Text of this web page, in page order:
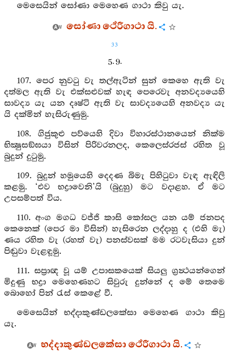
මෙසෙයින් සෝණා මෙහෙණ ගාථා කිවු යැ.
සෝණා ථේරීගාථා යි.
33
5. 9.
107. පෙර නුවටු වැ තල්ඇටින් සුන් කෙහෙ ඇති වැ
දත්මල ඇති වැ එක්සළුවක් හැඳ පෙරෙවැ අනවද්‍යයෙහි
සාවද්‍ය යැ යන දෘෂ්ටි ඇති වැ සාවද්‍යයෙහි අනවද්‍ය යැ
යි දක්මින් හැසිරුණුමු.
108. ගිජුකුළු පව්යෙහි දිවා විහාරස්ථානයෙන් නික්ම
භික්‍ෂුසඞ්ඝයා විසින් පිරිවරනලද, කෙලෙස්රජස් රහිත වූ
බුදුන් දුටුමු.
109. බුදුන් හමුයෙහි දෙදණ බිමැ පිහිටුවා වැඳ ඇඳිලි
කළමු. ‘එව භද්‍රාවෙනි’යි (බුදුහු) මට වදාළහ. ඒ මට
උපසම්පත් විය.
110. අංග මගධ වජ්ජි කාසි කෝසල යන යම් ජනපද
කෙනෙක් (පෙර මා විසින්) හැසිරෙන ලද්දාහු ද (එහි මැ)
ණය රහිත වැ (රහත් වැ) පනස්වසක් මම රටවැසියා දුන්
පිඬුවා වැළඳූමු.
111. සප්‍රාඥ වූ යම් උපාසකයෙක් සියලු ග්‍රන්‍ථයන්ගෙන්
මිදුණු භද්‍රා මෙහෙණහට සිවුරු දුන්නේ ද මේ තෙමෙ
බොහෝ පින් රැස් කෙළේ වී.
මෙසෙයින් භද්‍දාකුණ්ඩලකේසා මෙහෙණ ගාථා කිවු
යැ.
භද්‍දාකුණ්ඩලකේසා ථේරීගාථා යි.